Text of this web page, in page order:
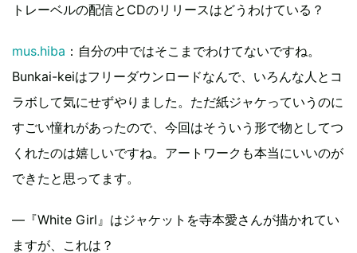
トレーベルの配信とCDのリリースはどうわけている？
mus.hiba ：自分の中ではそこまでわけてないですね。
Bunkai-keiはフリーダウンロードなんで、いろんな人とコ
ラボして気にせずやりました。ただ紙ジャケっていうのに
すごい憧れがあったので、今回はそういう形で物としてつ
くれたのは嬉しいですね。アートワークも本当にいいのが
できたと思ってます。
―『White Girl』はジャケットを寺本愛さんが描かれてい
ますが、これは？